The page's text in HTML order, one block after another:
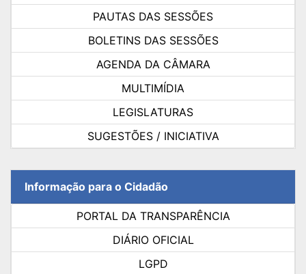
PAUTAS DAS SESSÕES
BOLETINS DAS SESSÕES
AGENDA DA CÂMARA
MULTIMÍDIA
LEGISLATURAS
SUGESTÕES / INICIATIVA
Informação para o Cidadão
PORTAL DA TRANSPARÊNCIA
DIÁRIO OFICIAL
LGPD